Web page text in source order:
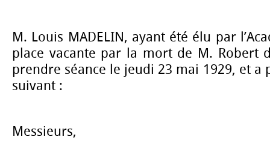
M. Louis MADELIN, ayant été élu par
place vacante par la mort de M. Robert
prendre séance le jeudi 23 mai 1929, et a
suivant :
Messieurs,